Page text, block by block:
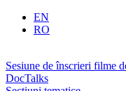
EN
RO
Sesiune de înscrieri filme
DocTalks